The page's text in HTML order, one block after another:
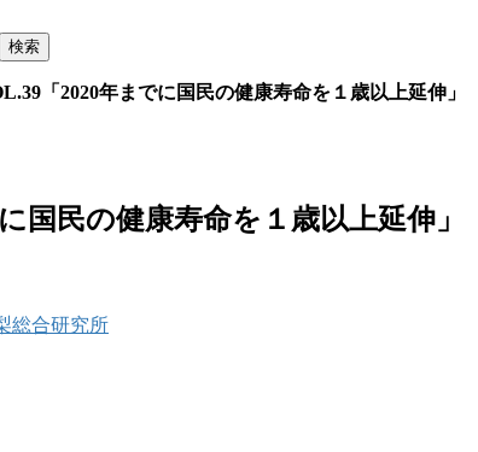
「2020年までに国民の健康寿命を１歳以上延伸」
国民の健康寿命を１歳以上延伸」
総合研究所